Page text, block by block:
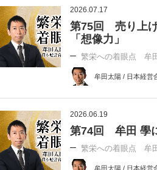
2026.07.17
第75回 売り上
「想像力」
繁栄への着眼点 牟
牟田太陽 / 日本経営
2026.06.19
第74回 牟田 學
繁栄への着眼点 牟
牟田太陽 / 日本経営